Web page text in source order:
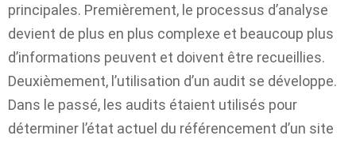
principales. Premièrement, le processus d’analyse
devient de plus en plus complexe et beaucoup plus
d’informations peuvent et doivent être recueillies.
Deuxièmement, l’utilisation d’un audit se développe.
Dans le passé, les audits étaient utilisés pour
déterminer l’état actuel du référencement d’un site